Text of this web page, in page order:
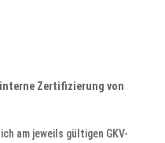
Zertifizierung von
am jeweils gültigen GKV-